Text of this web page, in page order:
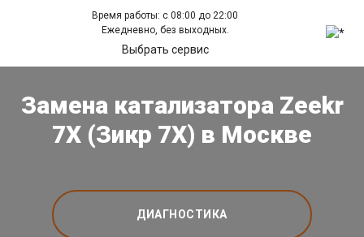
Время работы: с 08:00 до 22:00
Ежедневно, без выходных.
Выбрать сервис
Замена катализатора Zeekr
7X (Зикр 7Х) в Москве
ДИАГНОСТИКА